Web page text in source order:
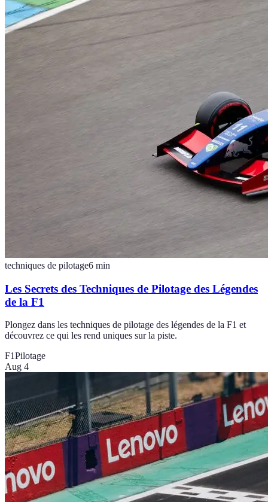
techniques de pilotage6 min
Les Secrets des Techniques de Pilotage des Légendes
de la F1
Plongez dans les techniques de pilotage des légendes de la F1 et
découvrez ce qui les rend uniques sur la piste.
F1Pilotage
Aug 4